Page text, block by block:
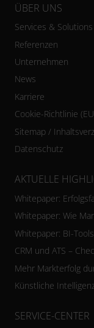
ÜBER UNS
Services & Solutions
Referenzen
Unternehmen
News
Karriere
Cookie-Richtlinie
Sitemap /
Datenschutz
AKTUELLE
Whitepaper:
Whitepaper: Wie
Whitepaper: BI-Tools
CRM und ATS –
Mehr Markterfolg
Künstliche
SERVICE-CENTER